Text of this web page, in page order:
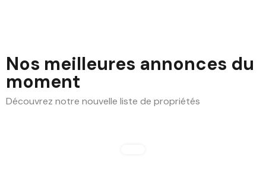
Nos meilleures annonces du
moment
Découvrez notre nouvelle liste de propriétés